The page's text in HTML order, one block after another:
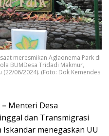
meresmikan Aglaonema Park di
BUMDesa Tridadi Makmur,
(22/06/2024). (Foto: Dok Kemendes
– Menteri Desa
dan Transmigrasi
menegaskan UU